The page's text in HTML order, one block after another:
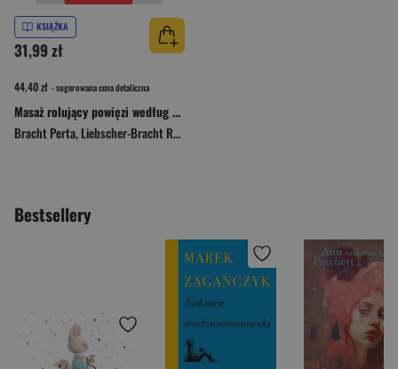
KSIĄŻKA
31,99 zł
44,40 zł - sugerowana cena detaliczna
Masaż rolujący powięzi według metody Liebschera & Bracht
Bracht Perta,Liebscher-Bracht Roland
Bestsellery